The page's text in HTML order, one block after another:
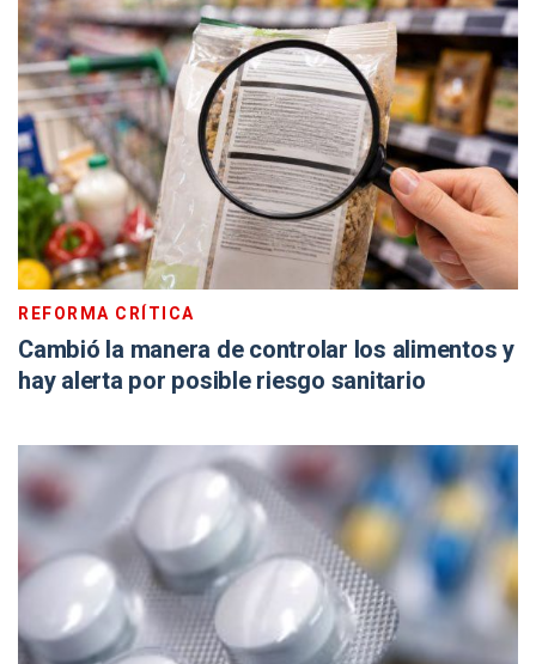
REFORMA CRÍTICA
Cambió la manera de controlar los alimentos y
hay alerta por posible riesgo sanitario